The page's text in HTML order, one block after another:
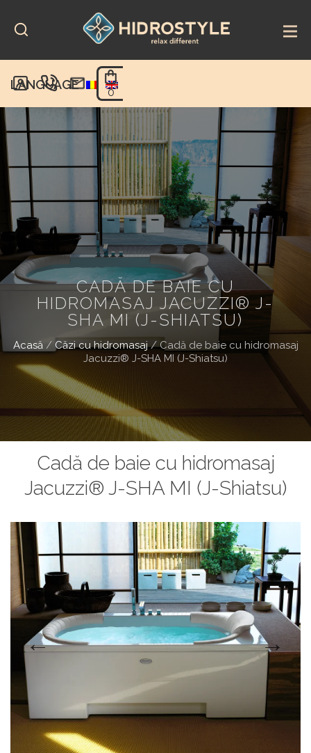
content
LANGUAGE
0
CADĂ DE BAIE CU
HIDROMASAJ JACUZZI® J-
SHA MI (J-SHIATSU)
Acasă/ Căzi cu hidromasaj/Cadă de baie cu hidromasaj
Jacuzzi® J-SHA MI (J-Shiatsu)
Cadă de baie cu hidromasaj
Jacuzzi® J-SHA MI (J-Shiatsu)